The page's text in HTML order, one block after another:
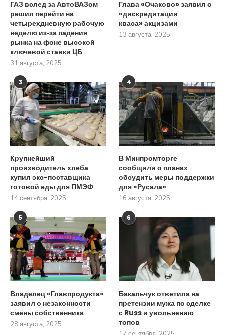
ГАЗ вслед за АвтоВАЗом
решил перейти на
четырехдневную рабочую
неделю из‑за падения
рынка на фоне высокой
ключевой ставки ЦБ
31 августа, 2025
Глава «Очаково» заявил о
«дискредитации
кваса» акцизами
13 августа, 2025
3
Крупнейший
производитель хлеба
купил экс-поставщика
готовой еды для ПМЭФ
14 сентября, 2025
4
В Минпромторге
сообщили о планах
обсудить меры поддержки
для «Русала»
16 августа, 2025
5
Владелец «Главпродукта»
заявил о незаконности
смены собственника
28 августа, 2025
6
Бакальчук ответила на
претензии мужа по сделке
с Russ и увольнению
топов